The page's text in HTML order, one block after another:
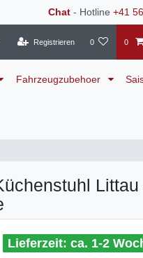
Chat - Hotline +41
Registrieren 0 0
Fahrzeugzubehoer
Littau
ca. 1-2